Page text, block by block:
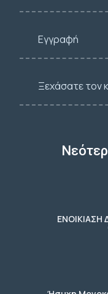
Εγγραφή
Ξεχάσατε τον
ΕΝΟΙΚΙΑΣΗ